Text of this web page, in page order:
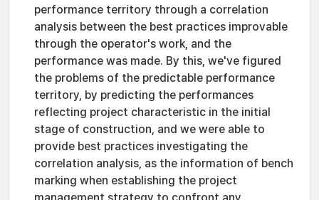
performance territory through a correlation
analysis between the best practices improvable
through the operator's work, and the
performance was made. By this, we've figured
the problems of the predictable performance
territory, by predicting the performances
reflecting project characteristic in the initial
stage of construction, and we were able to
provide best practices investigating the
correlation analysis, as the information of bench
marking when establishing the project